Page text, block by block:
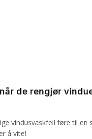
de rengjør
vindusvaskfeil føre til en
å vite!